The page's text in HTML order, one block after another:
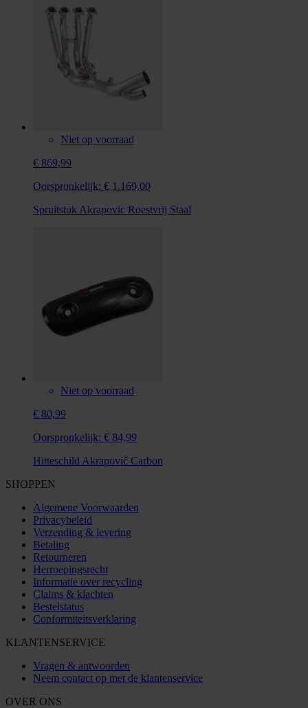
Niet op voorraad
€ 869,99
Oorspronkelijk: € 1.169,00
Spruitstuk Akrapovic Roestvrij Staal
Niet op voorraad
€ 80,99
Oorspronkelijk: € 84,99
Hitteschild Akrapovič Carbon
SHOPPEN
Algemene Voorwaarden
Privacybeleid
Verzending & levering
Betaling
Retourneren
Herroepingsrecht
Informatie over recycling
Claims & klachten
Bestelstatus
Conformiteitsverklaring
KLANTENSERVICE
Vragen & antwoorden
Neem contact op met de klantenservice
OVER ONS